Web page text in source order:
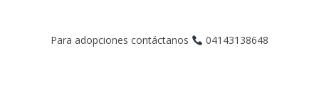
Para adopciones contáctanos 04143138648